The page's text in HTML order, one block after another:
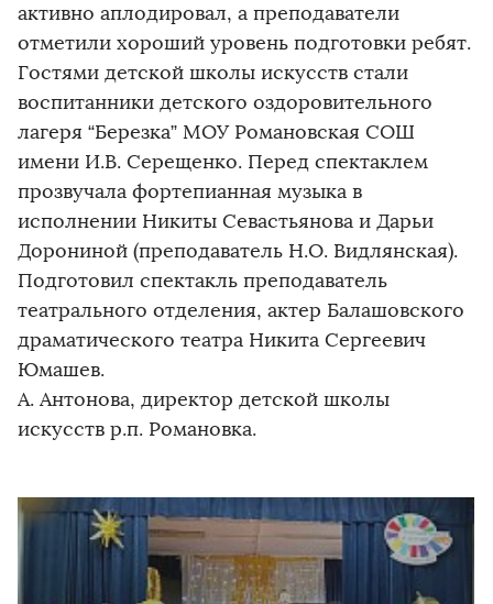
активно аплодировал, а преподаватели
отметили хороший уровень подготовки ребят.
Гостями детской школы искусств стали
воспитанники детского оздоровительного
лагеря “Березка” МОУ Романовская СОШ
имени И.В. Серещенко. Перед спектаклем
прозвучала фортепианная музыка в
исполнении Никиты Севастьянова и Дарьи
Дорониной (преподаватель Н.О. Видлянская).
Подготовил спектакль преподаватель
театрального отделения, актер Балашовского
драматического театра Никита Сергеевич
Юмашев.
А. Антонова, директор детской школы
искусств р.п. Романовка.